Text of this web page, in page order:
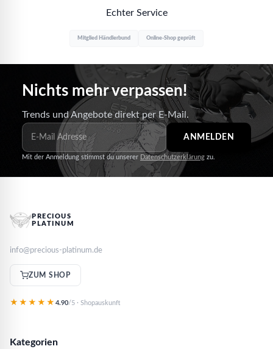
Echter Service
Mitglied Händlerbund Online-Shop geprüft
Nichts mehr verpassen!
Trends und Angebote direkt per E-Mail.
ANMELDEN
Mit der Anmeldung stimmst du unserer Datenschutzerklärung zu.
PRECIOUS
PLATINUM
info@precious-platinum.de
ZUM SHOP
★★★★★ 4.90/5 · Shopauskunft
Kategorien